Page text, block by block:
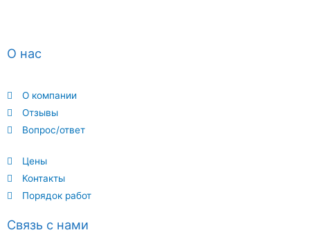
Связь с нами
О нас
О компании
Отзывы
Вопрос/ответ
Цены
Контакты
Порядок работ